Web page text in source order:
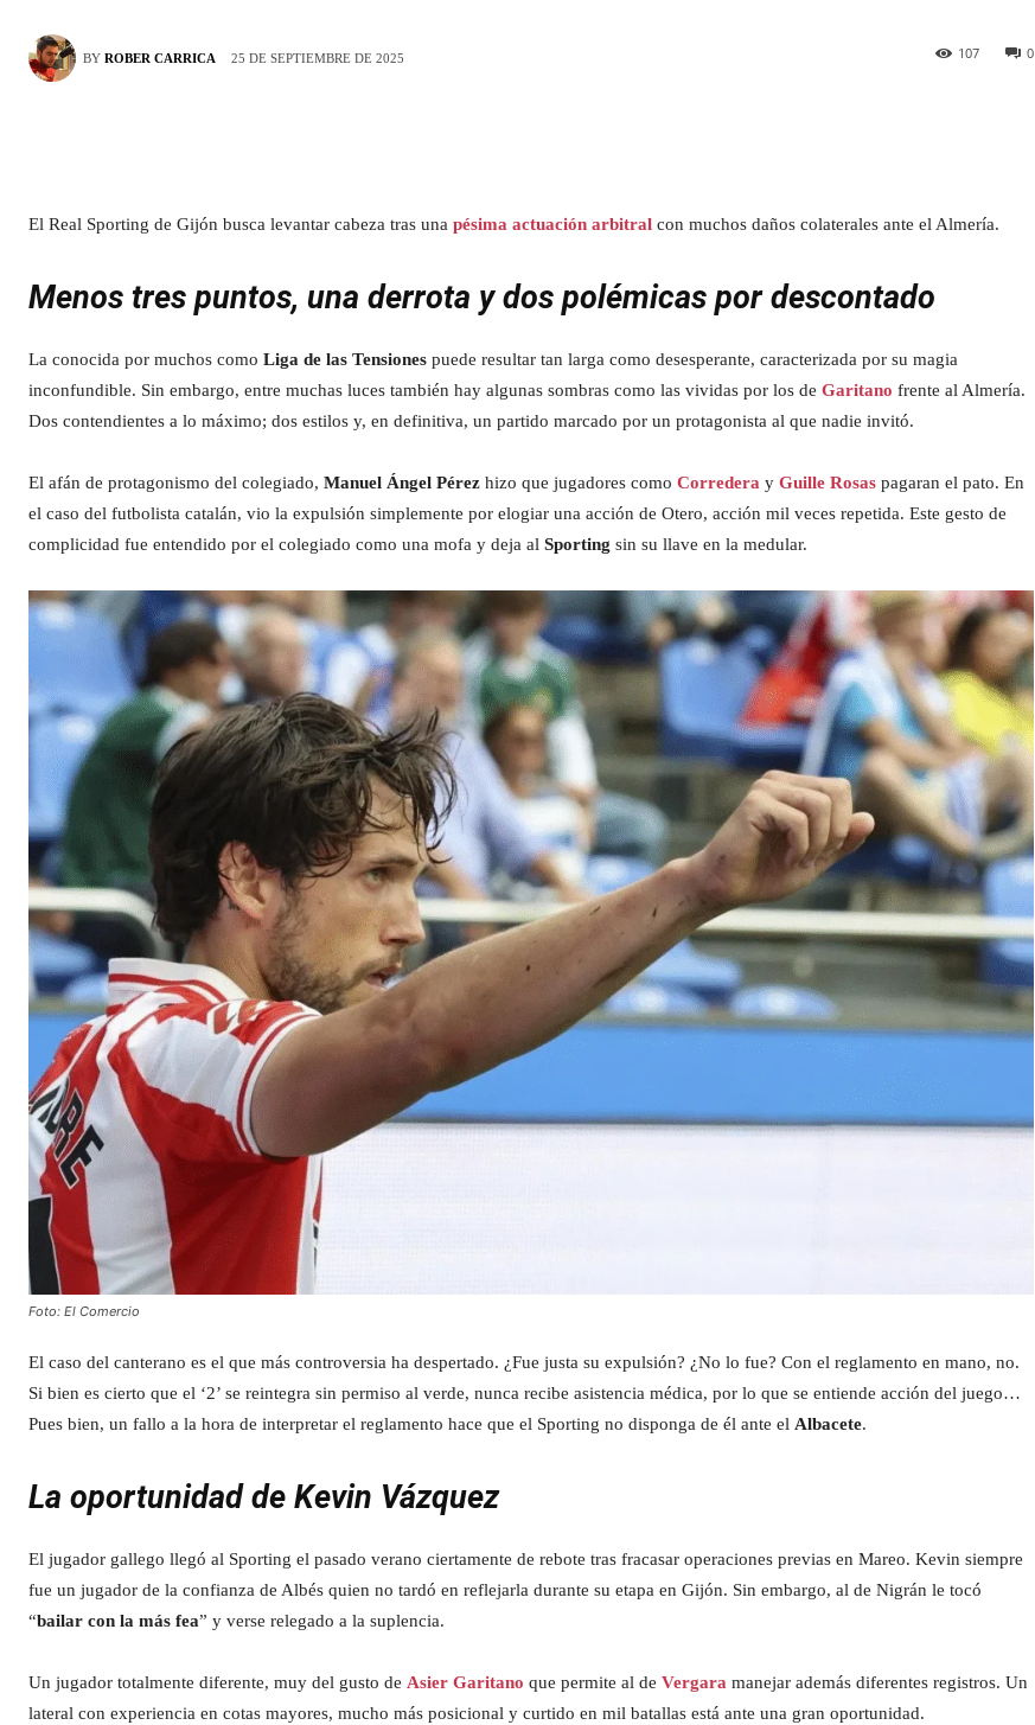
BY ROBER CARRICA 25 DE SEPTIEMBRE DE 2025 0
107
El Real Sporting de Gijón busca levantar cabeza tras una pésima actuación arbitral con muchos daños colaterales ante el Almería.
Menos tres puntos, una derrota y dos polémicas por descontado
La conocida por muchos como Liga de las Tensiones puede resultar tan larga como desesperante, caracterizada por su magia
inconfundible. Sin embargo, entre muchas luces también hay algunas sombras como las vividas por los de Garitano frente al Almería.
Dos contendientes a lo máximo; dos estilos y, en definitiva, un partido marcado por un protagonista al que nadie invitó.
El afán de protagonismo del colegiado, Manuel Ángel Pérez hizo que jugadores como Corredera y Guille Rosas pagaran el pato. En
el caso del futbolista catalán, vio la expulsión simplemente por elogiar una acción de Otero, acción mil veces repetida. Este gesto de
complicidad fue entendido por el colegiado como una mofa y deja al Sporting sin su llave en la medular.
Foto: El Comercio
El caso del canterano es el que más controversia ha despertado. ¿Fue justa su expulsión? ¿No lo fue? Con el reglamento en mano, no.
Si bien es cierto que el ‘2’ se reintegra sin permiso al verde, nunca recibe asistencia médica, por lo que se entiende acción del juego…
Pues bien, un fallo a la hora de interpretar el reglamento hace que el Sporting no disponga de él ante el Albacete.
La oportunidad de Kevin Vázquez
El jugador gallego llegó al Sporting el pasado verano ciertamente de rebote tras fracasar operaciones previas en Mareo. Kevin siempre
fue un jugador de la confianza de Albés quien no tardó en reflejarla durante su etapa en Gijón. Sin embargo, al de Nigrán le tocó
“bailar con la más fea” y verse relegado a la suplencia.
Un jugador totalmente diferente, muy del gusto de Asier Garitano que permite al de Vergara manejar además diferentes registros. Un
lateral con experiencia en cotas mayores, mucho más posicional y curtido en mil batallas está ante una gran oportunidad.